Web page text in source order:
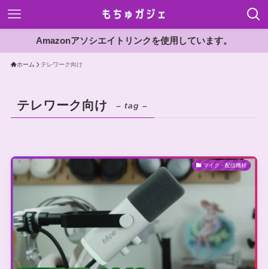
Amazonアソシエイトリンクを使用しています。
ホーム テレワーク向け
テレワーク向け – tag –
マイク・配信機材